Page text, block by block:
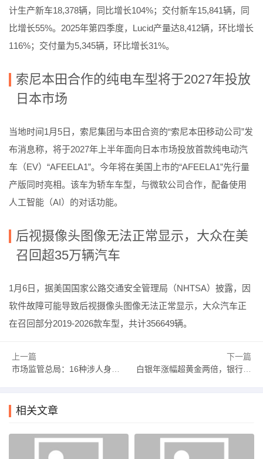
计生产新车18,378辆，同比增长104%；交付新车15,841辆，同
比增长55%。2025年第四季度，Lucid产量达8,412辆，环比增长
116%；交付量为5,345辆，环比增长31%。
索尼本田合作的纯电车型将于2027年投放
日本市场
当地时间1月5日，索尼集团与本田合资的“索尼本田移动公司”发
布消息称，将于2027年上半年面向日本市场投放首款纯电动汽
车（EV）“AFEELA1”。今年将在美国上市的“AFEELA1”先行量
产版同时亮相。该车为轿车车型，与微软公司合作，配备使用
人工智能（AI）的对话功能。
后视摄像头图像无法正常显示，大众在美
召回超35万辆汽车
1月6日，据美国国家公路交通安全管理局（NHTSA）披露，因
软件故障可能导致后视摄像头图像无法正常显示，大众汽车正
在召回部分2019-2026款车型，共计356649辆。
上一篇
市场监管总局：16种涉人身健康安全产品CCC认证模式调整为第三方认证评价|界面新闻 · 快讯
下一篇
白银年涨幅超黄金两倍，银行贵金属资产规模大增，普通投资者配置难度加大|界面新闻
相关文章